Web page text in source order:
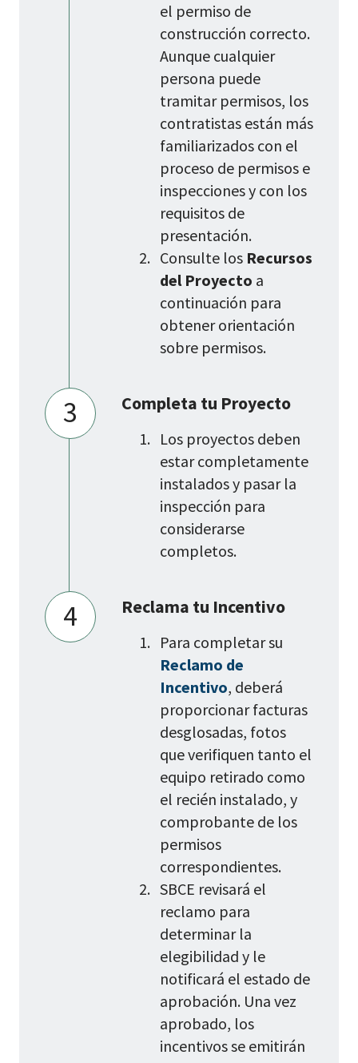
el permiso de
construcción correcto.
Aunque cualquier
persona puede
tramitar permisos, los
contratistas están más
familiarizados con el
proceso de permisos e
inspecciones y con los
requisitos de
presentación.
Consulte los Recursos
del Proyecto a
continuación para
obtener orientación
sobre permisos.
3 Completa tu Proyecto
Los proyectos deben
estar completamente
instalados y pasar la
inspección para
considerarse
completos.
4 Reclama tu Incentivo
Para completar su
Reclamo de
Incentivo, deberá
proporcionar facturas
desglosadas, fotos
que verifiquen tanto el
equipo retirado como
el recién instalado, y
comprobante de los
permisos
correspondientes.
SBCE revisará el
reclamo para
determinar la
elegibilidad y le
notificará el estado de
aprobación. Una vez
aprobado, los
incentivos se emitirán